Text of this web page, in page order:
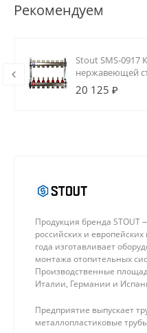
Рекомендуем
Stout SMS-0917
нержавеющей
20 125 ₽
Продукция бренда
российских и
года изготавливает
монтажа отопительных
Производственные
Италии, Германии и
Предприятие выпускает
металлопластиковые